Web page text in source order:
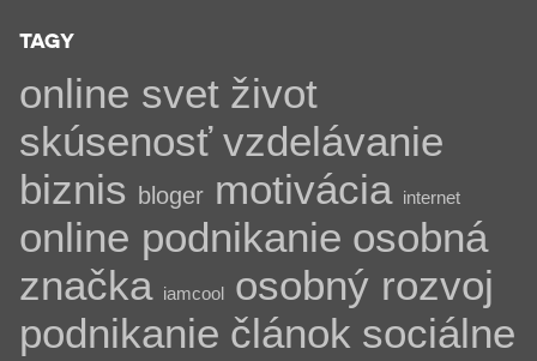
TAGY
online svet život
skúsenosť vzdelávanie
biznis
bloger motivácia internet
online podnikanie osobná
značka
iamcool
osobný rozvoj
podnikanie článok sociálne